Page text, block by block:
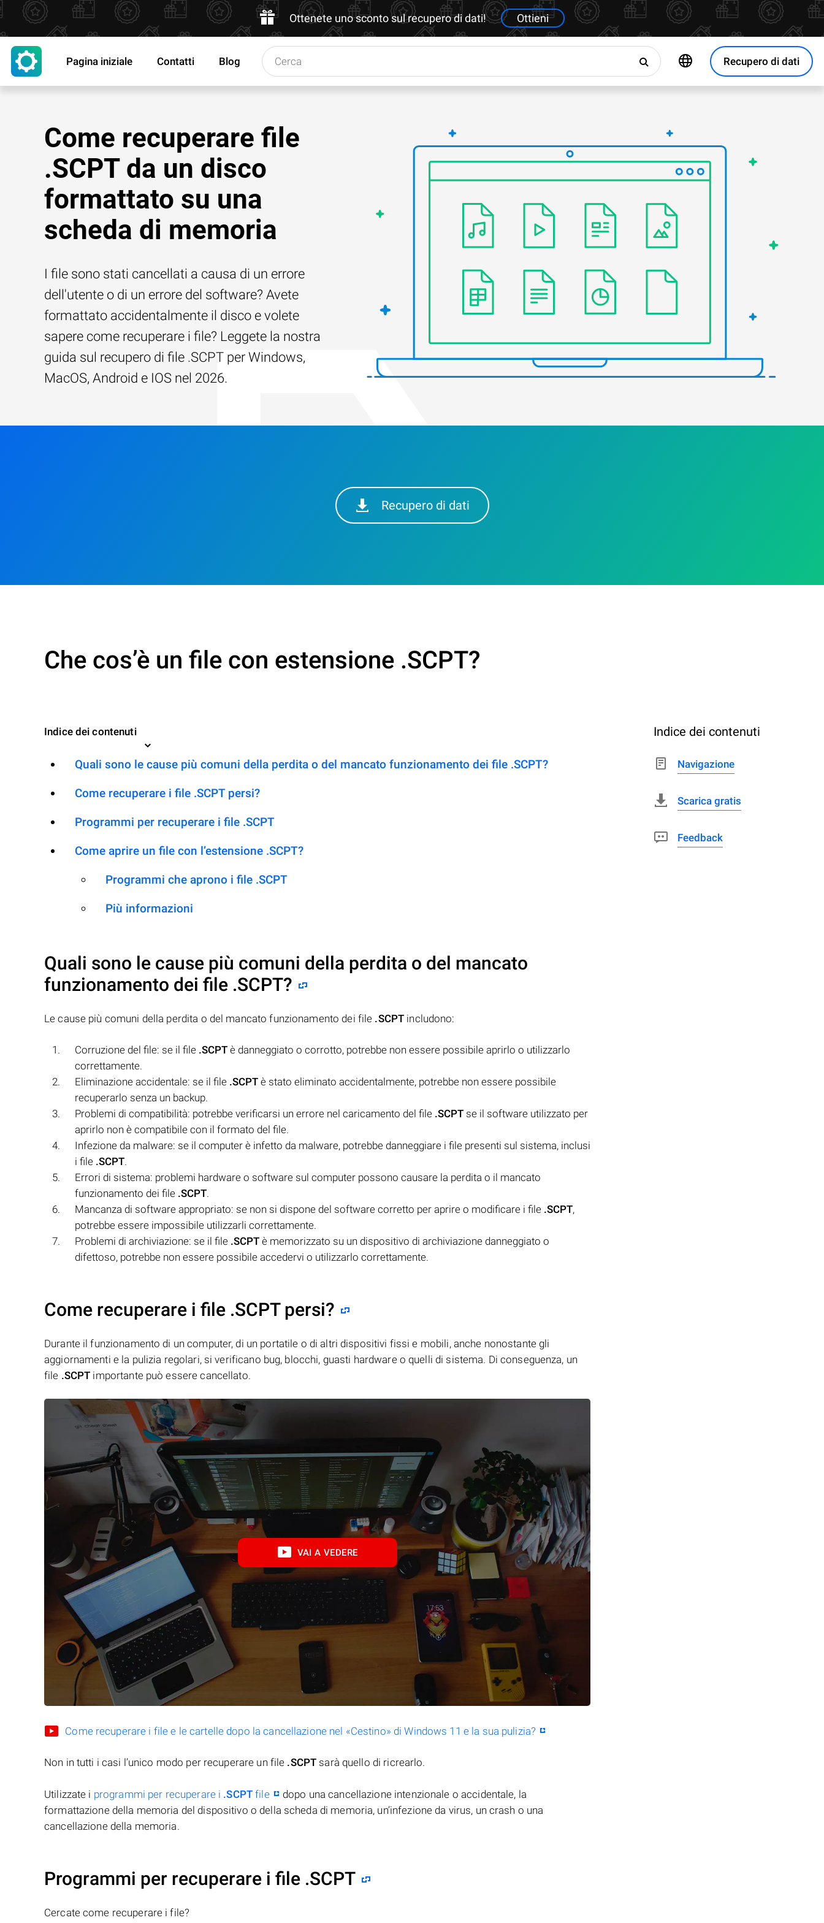
Ottenete uno sconto sul recupero di dati! Ottieni
Recupero di dati
Pagina iniziale Contatti Blog
Come recuperare file
.SCPT da un disco
formattato su una
scheda di memoria
I file sono stati cancellati a causa di un errore
dell'utente o di un errore del software? Avete
formattato accidentalmente il disco e volete
sapere come recuperare i file? Leggete la nostra
guida sul recupero di file .SCPT per Windows,
MacOS, Android e IOS nel 2026.
Recupero di dati
Che cos’è un file con estensione .SCPT?
Indice dei contenuti
Quali sono le cause più comuni della perdita o del mancato funzionamento dei file .SCPT?
Come recuperare i file .SCPT persi?
Programmi per recuperare i file .SCPT
Come aprire un file con l’estensione .SCPT?
Programmi che aprono i file .SCPT
Più informazioni
Quali sono le cause più comuni della perdita o del mancato
funzionamento dei file .SCPT?
Le cause più comuni della perdita o del mancato funzionamento dei file .SCPT includono:
Corruzione del file: se il file .SCPT è danneggiato o corrotto, potrebbe non essere possibile aprirlo o utilizzarlo
correttamente.
Eliminazione accidentale: se il file .SCPT è stato eliminato accidentalmente, potrebbe non essere possibile
recuperarlo senza un backup.
Problemi di compatibilità: potrebbe verificarsi un errore nel caricamento del file .SCPT se il software utilizzato per
aprirlo non è compatibile con il formato del file.
Infezione da malware: se il computer è infetto da malware, potrebbe danneggiare i file presenti sul sistema, inclusi
i file .SCPT.
Errori di sistema: problemi hardware o software sul computer possono causare la perdita o il mancato
funzionamento dei file .SCPT.
Mancanza di software appropriato: se non si dispone del software corretto per aprire o modificare i file .SCPT,
potrebbe essere impossibile utilizzarli correttamente.
Problemi di archiviazione: se il file .SCPT è memorizzato su un dispositivo di archiviazione danneggiato o
difettoso, potrebbe non essere possibile accedervi o utilizzarlo correttamente.
Come recuperare i file .SCPT persi?
Durante il funzionamento di un computer, di un portatile o di altri dispositivi fissi e mobili, anche nonostante gli
aggiornamenti e la pulizia regolari, si verificano bug, blocchi, guasti hardware o quelli di sistema. Di conseguenza, un
file .SCPT importante può essere cancellato.
VAI A VEDERE
Come recuperare i file e le cartelle dopo la cancellazione nel «Cestino» di Windows 11 e la sua pulizia?
Non in tutti i casi l’unico modo per recuperare un file .SCPT sarà quello di ricrearlo.
Utilizzate i programmi per recuperare i .SCPT file
dopo una cancellazione intenzionale o accidentale, la
formattazione della memoria del dispositivo o della scheda di memoria, un’infezione da virus, un crash o una
cancellazione della memoria.
Programmi per recuperare i file .SCPT
Cercate come recuperare i file?
Indice dei contenuti
Navigazione
Scarica gratis
Feedback